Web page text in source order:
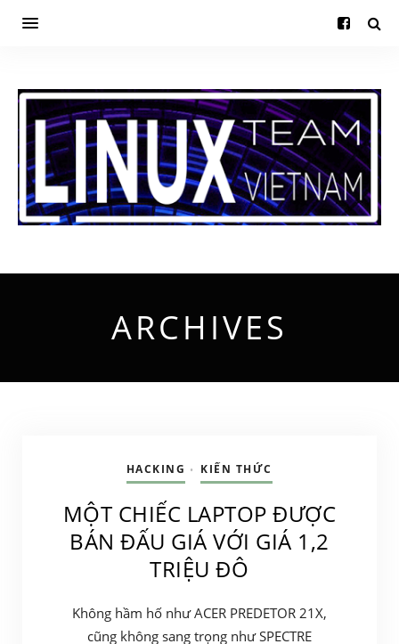
ARCHIVES
HACKING • KIẾN THỨC
MỘT CHIẾC LAPTOP ĐƯỢC
BÁN ĐẤU GIÁ VỚI GIÁ 1,2
TRIỆU ĐÔ
Không hầm hố như ACER PREDETOR 21X,
cũng không sang trọng như SPECTRE